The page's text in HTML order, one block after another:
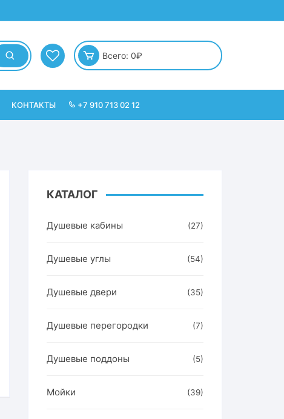
Всего: 0₽
КОНТАКТЫ +7 910 713 02 12
КАТАЛОГ
Душевые кабины (27)
Душевые углы (54)
Душевые двери (35)
Душевые перегородки (7)
Душевые поддоны (5)
Мойки (39)